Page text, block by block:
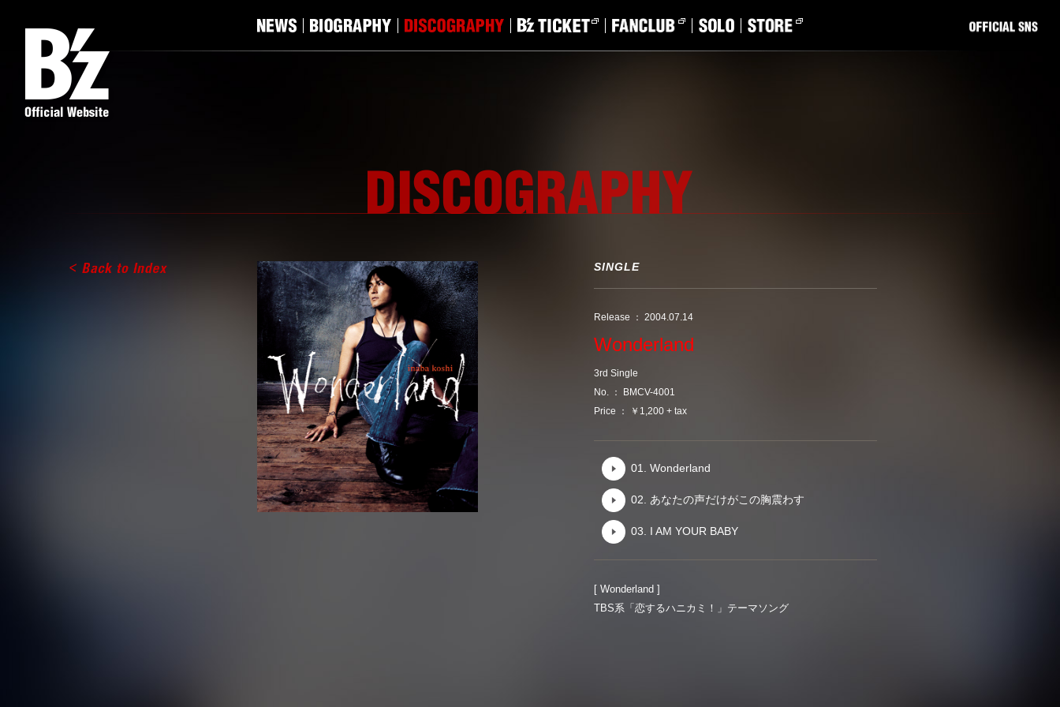
SINGLE
Release ： 2004.07.14
Wonderland
3rd Single
No. ： BMCV-4001
Price ： ￥1,200 + tax
01. Wonderland
02. あなたの声だけがこの胸震わす
03. I AM YOUR BABY
[ Wonderland ]
TBS系「恋するハニカミ！」テーマソング